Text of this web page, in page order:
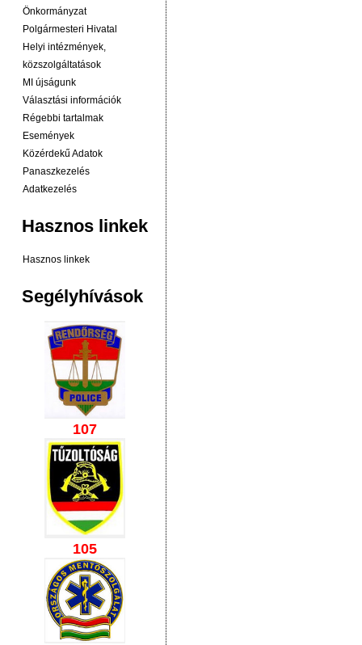
Önkormányzat
Polgármesteri Hivatal
Helyi intézmények,
közszolgáltatások
MI újságunk
Választási információk
Régebbi tartalmak
Események
Közérdekű Adatok
Panaszkezelés
Adatkezelés
Hasznos linkek
Hasznos linkek
Segélyhívások
107
105